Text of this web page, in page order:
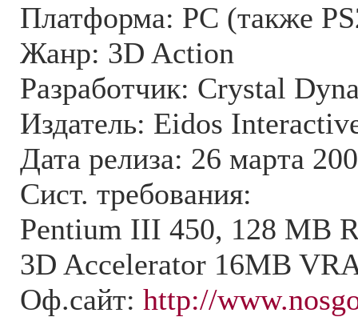
Платформа: PC (также
Жанр: 3D Action
Разработчик: Crystal
Издатель: Eidos
Дата релиза: 26 марта
Сист. требования:
Pentium III 450, 128 MB
3D Accelerator 16MB
Оф.сайт: http://